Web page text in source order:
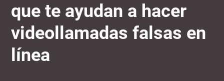
que te ayudan a hacer
videollamadas falsas en
línea